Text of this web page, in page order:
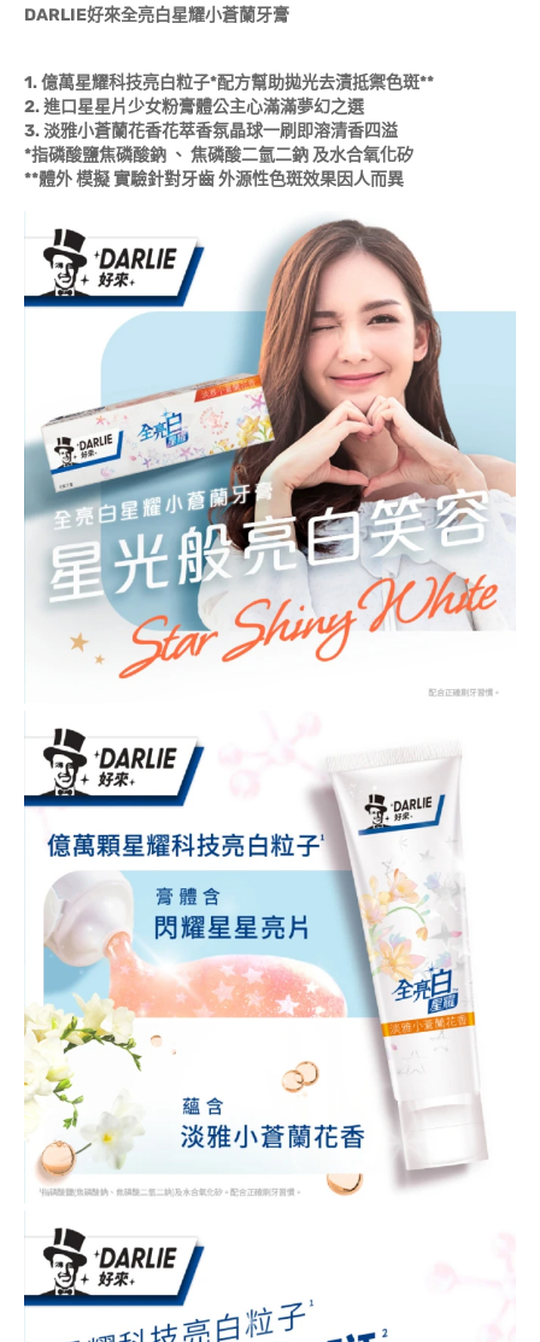
DARLIE好來全亮白星耀小蒼蘭牙膏
1. 億萬星耀科技亮白粒子*配方幫助拋光去漬抵禦色斑**
2. 進口星星片少女粉膏體公主心滿滿夢幻之選
3. 淡雅小蒼蘭花香花萃香氛晶球一刷即溶清香四溢
*指磷酸鹽焦磷酸鈉 、 焦磷酸二氫二鈉 及水合氧化矽
**體外 模擬 實驗針對牙齒 外源性色斑效果因人而異